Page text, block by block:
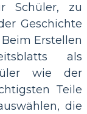
Schüler, zu
Geschichte
Erstellen
als
wie der
Teile
die